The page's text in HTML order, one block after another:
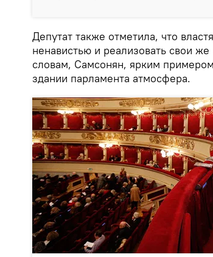
Депутат также отметила, что
ненавистью и реализовать свои
словам, Самсонян, ярким
здании парламента атмосфера.